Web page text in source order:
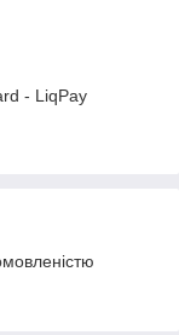
- LiqPay